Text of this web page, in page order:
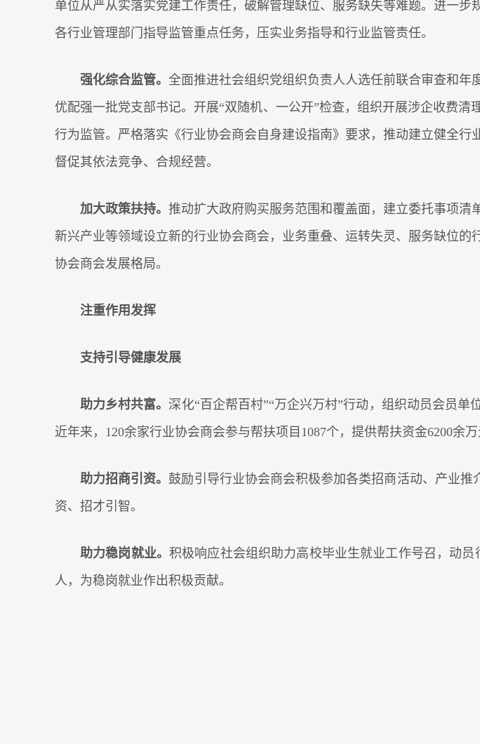
单位从严从实落实党建工作责任，破解管理缺位、服务缺失等难题。进一
各行业管理部门指导监管重点任务，压实业务指导和行业监管责任。
强化综合监管。 全面推进社会组织党组织负责人人选任前联合审查和
优配强一批党支部书记。开展“双随机、一公开”检查，组织开展涉企收费
行为监管。严格落实《行业协会商会自身建设指南》要求，推动建立健全
督促其依法竞争、合规经营。
加大政策扶持。 推动扩大政府购买服务范围和覆盖面，建立委托事项
新兴产业等领域设立新的行业协会商会，业务重叠、运转失灵、服务缺位
协会商会发展格局。
注重作用发挥
支持引导健康发展
助力乡村共富。 深化“百企帮百村”“万企兴万村”行动，组织动员会员
近年来，120余家行业协会商会参与帮扶项目1087个，提供帮扶资金6200余万
助力招商引资。 鼓励引导行业协会商会积极参加各类招商活动、产业推
资、招才引智。
助力稳岗就业。积极响应社会组织助力高校毕业生就业工作号召，动
人，为稳岗就业作出积极贡献。